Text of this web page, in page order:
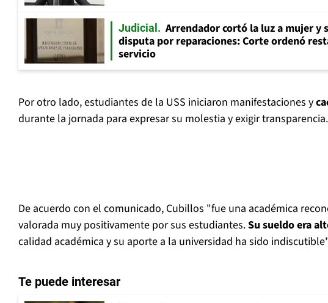
Judicial
Arrendador cortó la luz a mujer y
disputa por reparaciones: Corte ordenó
servicio
Por otro lado, estudiantes de la USS iniciaron manifestaciones y
durante la jornada para expresar su molestia y exigir transparencia.
De acuerdo con el comunicado, Cubillos "fue una académica
valorada muy positivamente por sus estudiantes.Su sueldo era
calidad académica y su aporte a la universidad ha sido
Te puede interesar